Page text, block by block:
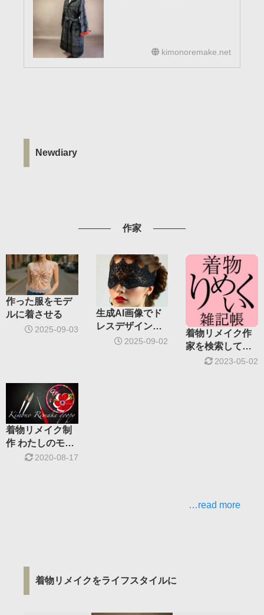
kimonoremake.net
Newdiary
作家
作った服をモデ
ルに着させる
2025-09-03
生成AI画像でド
レスデザインを
考える 2025-09-02
着物リメイク作
家を検索してみ
ました 2023-05-02
着物リメイク制
作 わたしのモノ
づくり2020-08-17
…read more
着物リメイクをライフスタイルに